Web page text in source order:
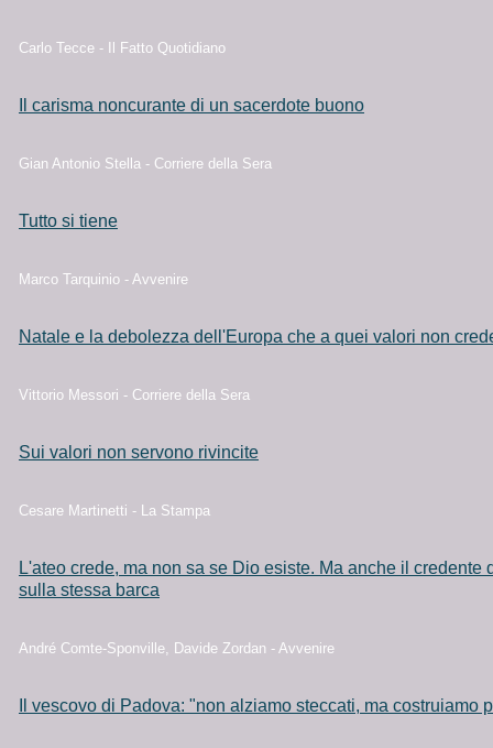
Carlo Tecce - Il Fatto Quotidiano
Il carisma noncurante di un sacerdote buono
Gian Antonio Stella - Corriere della Sera
Tutto si tiene
Marco Tarquinio - Avvenire
Natale e la debolezza dell'Europa che a quei valori non
Vittorio Messori - Corriere della Sera
Sui valori non servono rivincite
Cesare Martinetti - La Stampa
L'ateo crede, ma non sa se Dio esiste. Ma anche il credente
sulla stessa barca
André Comte-Sponville, Davide Zordan - Avvenire
Il vescovo di Padova: "non alziamo steccati, ma costruiamo